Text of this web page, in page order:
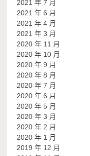
2021 年 7 月
2021 年 6 月
2021 年 4 月
2021 年 3 月
2020 年 11 月
2020 年 10 月
2020 年 9 月
2020 年 8 月
2020 年 7 月
2020 年 6 月
2020 年 5 月
2020 年 3 月
2020 年 2 月
2020 年 1 月
2019 年 12 月